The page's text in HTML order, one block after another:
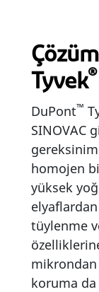
Tyvek®
DuPont™
SINOVAC
homojen
yüksek
elyaflardan
tüylenme
mikrondan
koruma